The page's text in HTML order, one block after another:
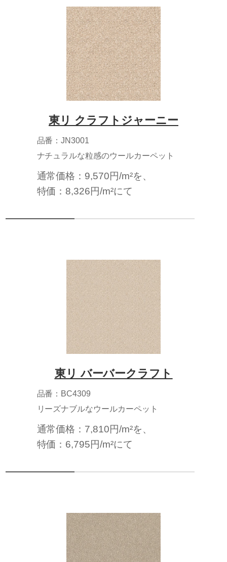
東リ クラフトジャーニー
品番：JN3001
ナチュラルな粒感のウールカーペット
通常価格：9,570円/m²を、
特価：8,326円/m²にて
東リ バーバークラフト
品番：BC4309
リーズナブルなウールカーペット
通常価格：7,810円/m²を、
特価：6,795円/m²にて